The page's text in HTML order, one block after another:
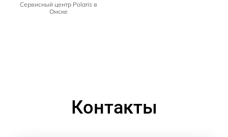
Сервисный центр Polaris в
Омске
Контакты